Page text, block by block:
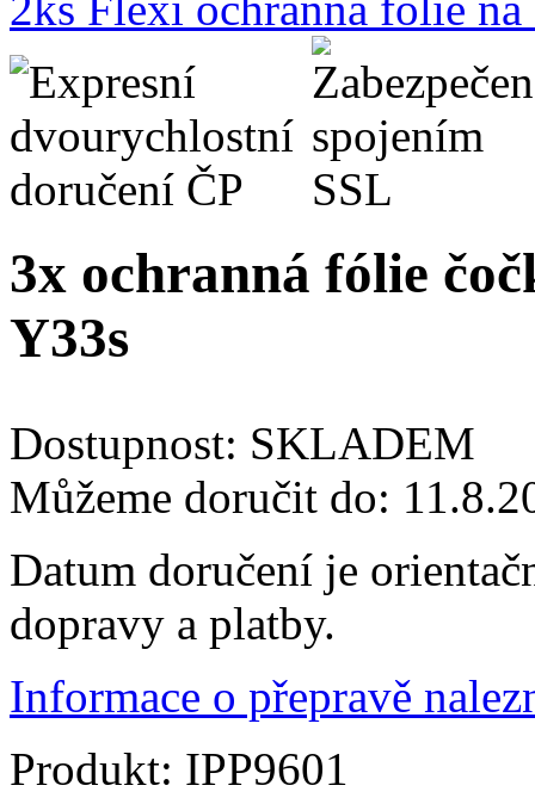
3x ochranná fólie
Y33s
Dostupnost: SKLADEM
Můžeme doručit do:
Datum doručení je
dopravy a platby.
Informace o přepravě
Produkt: IPP9601